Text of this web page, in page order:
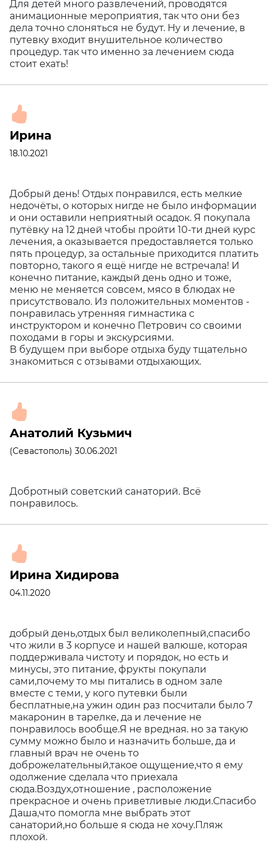
Для детей много развлечений, проводятся
анимационные мероприятия, так что они без
дела точно слоняться не будут. Ну и лечение, в
путевку входит внушительное количество
процедур. так что именно за лечением сюда
стоит ехать!
Ирина
18.10.2021
Добрый день! Отдых понравился, есть мелкие
недочёты, о которых нигде не было информации
и они оставили неприятный осадок. Я покупала
путёвку на 12 дней чтобы пройти 10-ти дней курс
лечения, а оказывается предоставляется только
пять процедур, за остальные приходится платить
повторно, такого я ещё нигде не встречала! И
конечно питание, каждый день одно и тоже,
меню не меняется совсем, мясо в блюдах не
присутствовало. Из положительных моментов -
понравилась утренняя гимнастика с
инструктором и конечно Петрович со своими
походами в горы и экскурсиями.
В будущем при выборе отдыха буду тщательно
знакомиться с отзывами отдыхающих.
Анатолий Кузьмич
(Севастополь) 30.06.2021
Добротный советский санаторий. Всё
понравилось.
Ирина Хидирова
04.11.2020
добрый день,отдых был великолепный,спасибо
что жили в 3 корпусе и нашей валюше, которая
поддерживала чистоту и порядок, но есть и
минусы, это питание, фрукты покупали
сами,почему то мы питались в одном зале
вместе с теми, у кого путевки были
бесплатные,на ужин один раз посчитали было 7
макаронин в тарелке, да и лечение не
понравилось вообще.Я не вредная. но за такую
сумму можно было и назначить больше, да и
главный врач не очень то
доброжелательный,такое ощущение,что я ему
одолжение сделала что приехала
сюда.Воздух,отношение , расположение
прекрасное и очень приветливые люди.Спасибо
Даша,что помогла мне выбрать этот
санаторий,но больше я сюда не хочу.Пляж
плохой.